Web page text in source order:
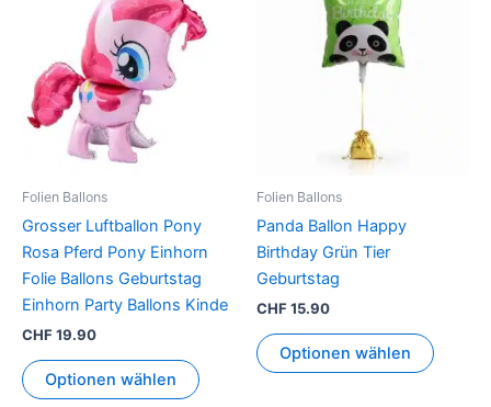
Folien Ballons
Grosser Luftballon Pony
Rosa Pferd Pony Einhorn
Folie Ballons Geburtstag
Einhorn Party Ballons Kinde
CHF19.90
Optionen wählen
Folien Ballons
Panda Ballon Happy
Birthday Grün Tier
Geburtstag
CHF15.90
Optionen wählen